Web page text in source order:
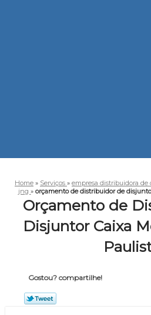
Home » Serviços » empresa distribuidora de
jng»orçamento de distribuidor de
Orçamento de
Disjuntor Caixa
Gostou? compartilhe!